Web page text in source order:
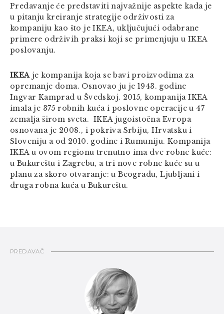
Predavanje će predstaviti najvažnije aspekte kada je
u pitanju kreiranje strategije održivosti za
kompaniju kao što je IKEA, uključujući odabrane
primere održivih praksi koji se primenjuju u IKEA
poslovanju.
IKEAje kompanija koja se bavi proizvodima za
opremanje doma. Osnovao ju je 1943. godine
Ingvar Kamprad u Švedskoj. 2015, kompanija IKEA
imala je 375 robnih kuća i poslovne operacije u 47
zemalja širom sveta. IKEA jugoistočna Evropa
osnovana je 2008., i pokriva Srbiju, Hrvatsku i
Sloveniju a od 2010. godine i Rumuniju. Kompanija
IKEA u ovom regionu trenutno ima dve robne kuće:
u Bukureštu i Zagrebu, a tri nove robne kuće su u
planu za skoro otvaranje: u Beogradu, Ljubljani i
druga robna kuća u Bukureštu.
PREDAVAČ